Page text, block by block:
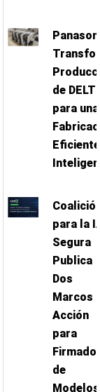
de
para una
para la
Segura
Publica
Dos
Marcos
Acción
para
Firmado
de